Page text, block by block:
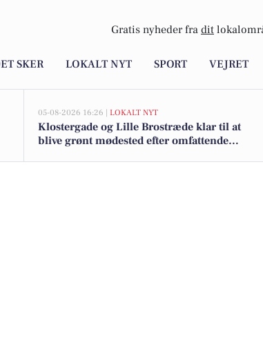
Gratis nyheder fra dit
SKER LOKALT NYT SPORT VEJRET
05-08-2026 16:26 | LOKALT NYT
Klostergade og Lille Brostræde klar til at
blive grønt mødested efter omfattende
Kolding Kommune: Se den her